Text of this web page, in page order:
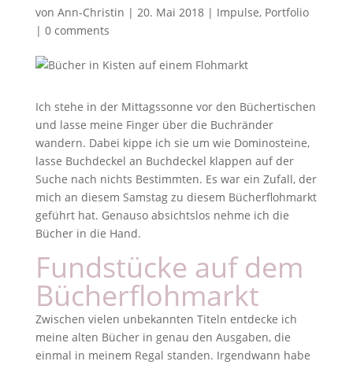
von Ann-Christin | 20. Mai 2018| Impulse, Portfolio
| 0 comments
Ich stehe in der Mittagssonne vor den Büchertischen
und lasse meine Finger über die Buchränder
wandern. Dabei kippe ich sie um wie Dominosteine,
lasse Buchdeckel an Buchdeckel klappen auf der
Suche nach nichts Bestimmten. Es war ein Zufall, der
mich an diesem Samstag zu diesem Bücherflohmarkt
geführt hat. Genauso absichtslos nehme ich die
Bücher in die Hand.
Fundstücke auf dem
Bücherflohmarkt
Zwischen vielen unbekannten Titeln entdecke ich
meine alten Bücher in genau den Ausgaben, die
einmal in meinem Regal standen. Irgendwann habe